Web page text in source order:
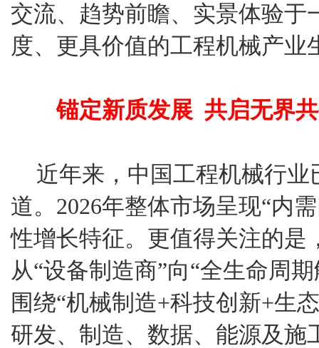
交流、趋势前瞻、实景体验于
度、更具价值的工程机械产业
锚定新质发展 共启无界
近年来，中国工程机械行
道。2026年整体市场呈现“内
性增长特征。更值得关注的是
从“设备制造商”向“全生命周
围绕“机械制造+科技创新+生
研发、制造、数据、能源及施